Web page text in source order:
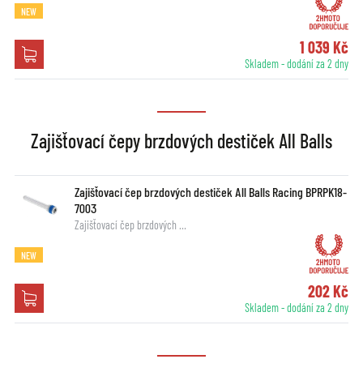
NEW
1 039 Kč
Skladem - dodání za 2 dny
Zajišťovací čepy brzdových destiček All Balls
Zajišťovací čep brzdových destiček All Balls Racing BPRPK18-
7003
Zajišťovací čep brzdových …
NEW
202 Kč
Skladem - dodání za 2 dny